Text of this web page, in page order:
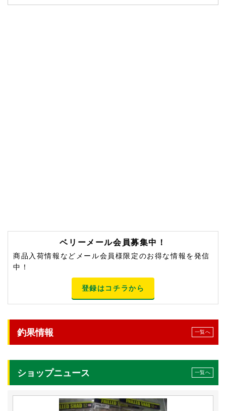
ベリーメール会員募集中！
商品入荷情報などメール会員様限定のお得な情報を発信
中！
登録はコチラから
釣果情報 一覧へ
ショップニュース 一覧へ